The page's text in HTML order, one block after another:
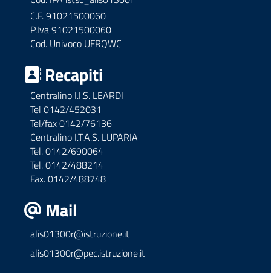
C.F. 91021500060
P.Iva 91021500060
Cod. Univoco UFRQWC
Recapiti
Centralino I.I.S. LEARDI
Tel 0142/452031
Tel/fax 0142/76136
Centralino I.T.A.S. LUPARIA
Tel. 0142/690064
Tel. 0142/488214
Fax. 0142/488748
Mail
alis01300r@istruzione.it
alis01300r@pec.istruzione.it